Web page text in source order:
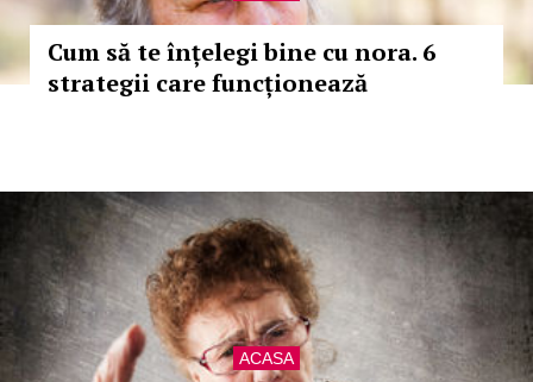
Cum să te înțelegi bine cu nora. 6
strategii care funcționează
ACASA